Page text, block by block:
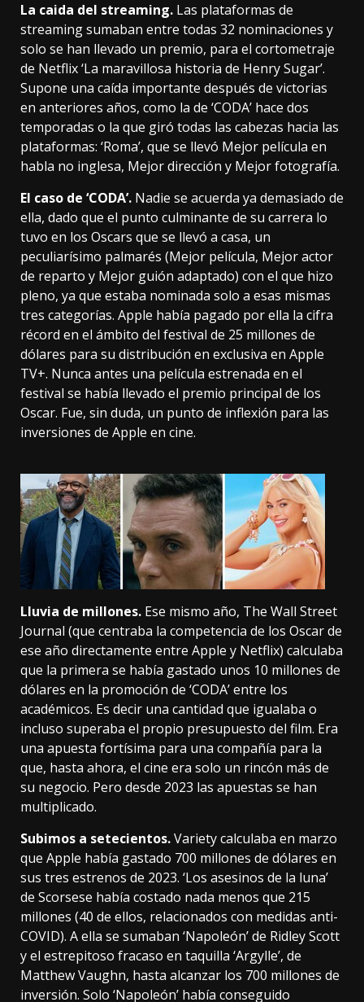
La caida del streaming. Las plataformas de
streaming sumaban entre todas 32 nominaciones y
solo se han llevado un premio, para el cortometraje
de Netflix ‘La maravillosa historia de Henry Sugar’.
Supone una caída importante después de victorias
en anteriores años, como la de ‘CODA’ hace dos
temporadas o la que giró todas las cabezas hacia las
plataformas: ‘Roma’, que se llevó Mejor película en
habla no inglesa, Mejor dirección y Mejor fotografía.
El caso de ‘CODA’. Nadie se acuerda ya demasiado de
ella, dado que el punto culminante de su carrera lo
tuvo en los Oscars que se llevó a casa, un
peculiarísimo palmarés (Mejor película, Mejor actor
de reparto y Mejor guión adaptado) con el que hizo
pleno, ya que estaba nominada solo a esas mismas
tres categorías. Apple había pagado por ella la cifra
récord en el ámbito del festival de 25 millones de
dólares para su distribución en exclusiva en Apple
TV+. Nunca antes una película estrenada en el
festival se había llevado el premio principal de los
Oscar. Fue, sin duda, un punto de inflexión para las
inversiones de Apple en cine.
Lluvia de millones. Ese mismo año, The Wall Street
Journal (que centraba la competencia de los Oscar de
ese año directamente entre Apple y Netflix) calculaba
que la primera se había gastado unos 10 millones de
dólares en la promoción de ‘CODA’ entre los
académicos. Es decir una cantidad que igualaba o
incluso superaba el propio presupuesto del film. Era
una apuesta fortísima para una compañía para la
que, hasta ahora, el cine era solo un rincón más de
su negocio. Pero desde 2023 las apuestas se han
multiplicado.
Subimos a setecientos.Variety calculaba en marzo
que Apple había gastado 700 millones de dólares en
sus tres estrenos de 2023. ‘Los asesinos de la luna’
de Scorsese había costado nada menos que 215
millones (40 de ellos, relacionados con medidas anti-
COVID). A ella se sumaban ‘Napoleón’ de Ridley Scott
y el estrepitoso fracaso en taquilla ‘Argylle’, de
Matthew Vaughn, hasta alcanzar los 700 millones de
inversión. Solo ‘Napoleón’ había conseguido